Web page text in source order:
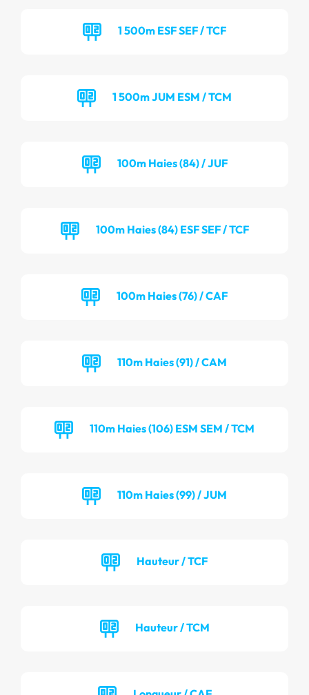
1 500m ESF SEF / TCF
1 500m JUM ESM / TCM
100m Haies (84) / JUF
100m Haies (84) ESF SEF / TCF
100m Haies (76) / CAF
110m Haies (91) / CAM
110m Haies (106) ESM SEM / TCM
110m Haies (99) / JUM
Hauteur / TCF
Hauteur / TCM